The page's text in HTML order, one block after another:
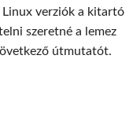
verziók a kitartó
szeretné a lemez
útmutatót.